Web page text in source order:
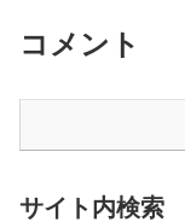
コメント
サイト内検索